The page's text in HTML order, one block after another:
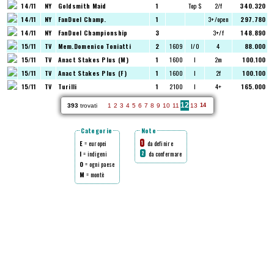
14/11
NY Goldsmith Maid 1 Top $ 2/f
340.320
14/11
NY FanDuel Champ. 1 3+/open
297.780
14/11
NY FanDuel Championship 3 3+/f
148.890
15/11
TV Mem.Domenico Toniatti 2 1609 I/O 4
88.000
15/11
TV Anact Stakes Plus (M) 1 1600 I 2m
100.100
15/11
TV Anact Stakes Plus (F) 1 1600 I 2f
100.100
15/11
TV Turilli 1 2100 I 4+ 165.000
393trovati 1 2 3 4 5 6 7 8 9 10 11 12 13 14
Categorie
E = europei
I = indigeni
O = ogni paese
M = montè
Note
1 da definire
2 da confermare